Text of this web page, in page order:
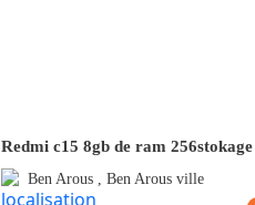
Redmi c15 8gb de ram 256stokage
Ben Arous , Ben Arous ville